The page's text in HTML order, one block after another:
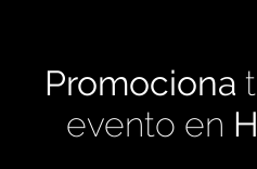
Promociona
evento en